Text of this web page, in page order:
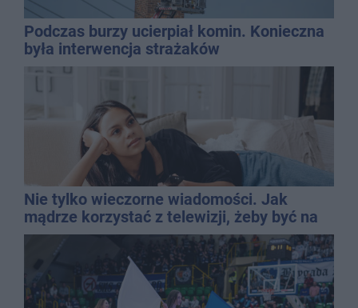
Podczas burzy ucierpiał komin. Konieczna
była interwencja strażaków
Nie tylko wieczorne wiadomości. Jak
mądrze korzystać z telewizji, żeby być na
bieżąco, ale nie żyć w informacyjnym
chaosie?